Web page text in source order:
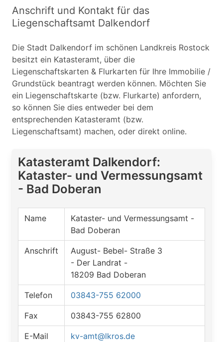
Anschrift und Kontakt für das
Liegenschaftsamt Dalkendorf
Die Stadt Dalkendorf im schönen Landkreis Rostock
besitzt ein Katasteramt, über die
Liegenschaftskarten & Flurkarten für Ihre Immobilie /
Grundstück beantragt werden können. Möchten Sie
ein Liegenschaftskarte (bzw. Flurkarte) anfordern,
so können Sie dies entweder bei dem
entsprechenden Katasteramt (bzw.
Liegenschaftsamt) machen, oder direkt online.
Katasteramt Dalkendorf:
Kataster- und Vermessungsamt
- Bad Doberan
Name
Kataster- und Vermessungsamt -
Bad Doberan
Anschrift
August- Bebel- Straße 3
- Der Landrat -
18209 Bad Doberan
Telefon 03843-755 62000
Fax 03843-755 62800
E-Mail kv-amt@lkros.de